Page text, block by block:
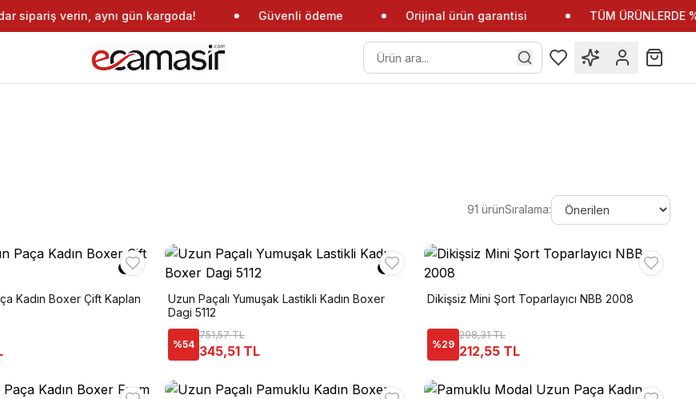
sipariş verin, aynı gün kargoda! Güvenli ödeme Orijinal ürün garantisi TÜM ÜRÜNLERDE
91 ürünSıralama:
Kadın Boxer Çift Kaplan
Uzun Paçalı Yumuşak Lastikli Kadın Boxer
Dagi 5112
%54
751,57 TL
345,51 TL
Dikişsiz Mini Şort Toparlayıcı NBB 2008
%29
298,31 TL
212,55 TL